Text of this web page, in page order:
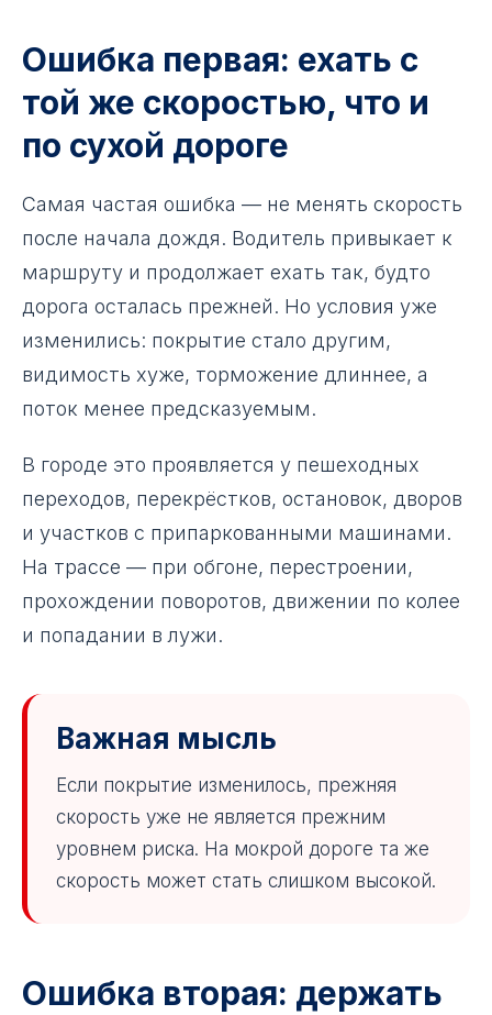
Ошибка первая: ехать с
той же скоростью, что и
по сухой дороге
Самая частая ошибка — не менять скорость
после начала дождя. Водитель привыкает к
маршруту и продолжает ехать так, будто
дорога осталась прежней. Но условия уже
изменились: покрытие стало другим,
видимость хуже, торможение длиннее, а
поток менее предсказуемым.
В городе это проявляется у пешеходных
переходов, перекрёстков, остановок, дворов
и участков с припаркованными машинами.
На трассе — при обгоне, перестроении,
прохождении поворотов, движении по колее
и попадании в лужи.
Важная мысль
Если покрытие изменилось, прежняя
скорость уже не является прежним
уровнем риска. На мокрой дороге та же
скорость может стать слишком высокой.
Ошибка вторая: держать